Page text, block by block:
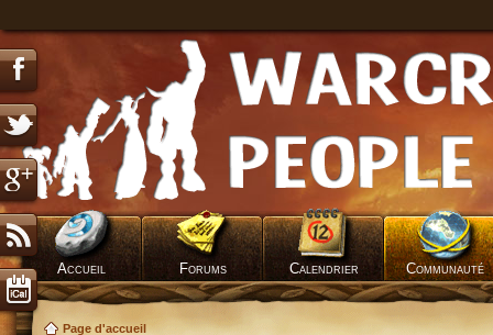
Accueil Forums Calendrier Communauté
Page d'accueil